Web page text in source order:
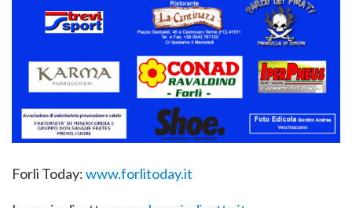
Forlì Today:www.forlitoday.it